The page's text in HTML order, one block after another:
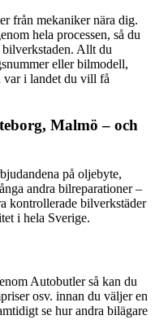
från mekaniker nära dig.
hela processen, så du
Allt du
eller bilmodell,
var i landet du vill få
Malmö – och
på oljebyte,
andra bilreparationer –
kontrollerade bilverkstäder
i hela Sverige.
Autobutler så kan du
osv. innan du väljer en
se hur andra bilägare